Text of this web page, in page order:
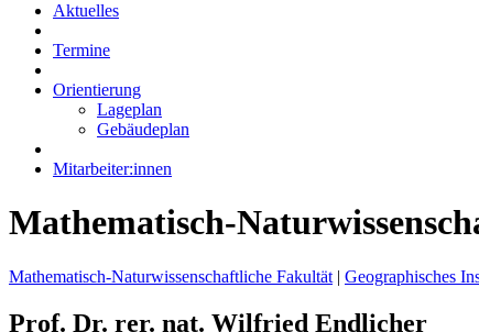
Aktuelles
Termine
Orientierung
Lageplan
Gebäudeplan
Mitarbeiter:innen
Mathematisch-
Mathematisch-Naturwissenschaftliche Fakultät | Geographisches
Prof. Dr. rer. nat. Wilfried Endlicher